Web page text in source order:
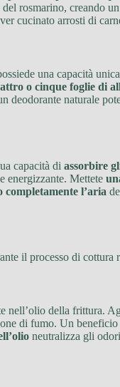
rosmarino, creando
cucinato arrosti di
una capacità
o cinque foglie di
naturale
capacità di assorbire
energizzante. Mettete
l’aria
il processo di
nell’olio della frittura.
di fumo. Un
neutralizza gli